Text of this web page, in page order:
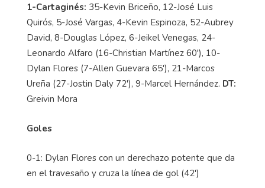
1-Cartaginés: 35-Kevin Briceño, 12-José Luis
Quirós, 5-José Vargas, 4-Kevin Espinoza, 52-Aubrey
David, 8-Douglas López, 6-Jeikel Venegas, 24-
Leonardo Alfaro (16-Christian Martínez 60'), 10-
Dylan Flores (7-Allen Guevara 65'), 21-Marcos
Ureña (27-Jostin Daly 72'), 9-Marcel Hernández. DT:
Greivin Mora
Goles
0-1: Dylan Flores con un derechazo potente que da
en el travesaño y cruza la línea de gol (42')